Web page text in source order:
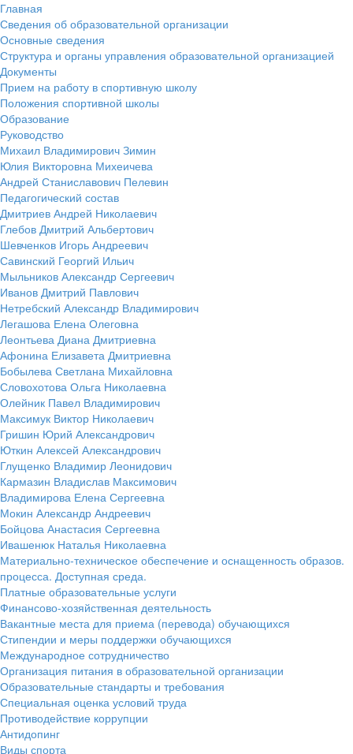
Главная
Сведения об образовательной организации
Основные сведения
Структура и органы управления образовательной организацией
Документы
Прием на работу в спортивную школу
Положения спортивной школы
Образование
Руководство
Михаил Владимирович Зимин
Юлия Викторовна Михеичева
Андрей Станиславович Пелевин
Педагогический состав
Дмитриев Андрей Николаевич
Глебов Дмитрий Альбертович
Шевченков Игорь Андреевич
Савинский Георгий Ильич
Мыльников Александр Сергеевич
Иванов Дмитрий Павлович
Нетребский Александр Владимирович
Легашова Елена Олеговна
Леонтьева Диана Дмитриевна
Афонина Елизавета Дмитриевна
Бобылева Светлана Михайловна
Словохотова Ольга Николаевна
Олейник Павел Владимирович
Максимук Виктор Николаевич
Гришин Юрий Александрович
Юткин Алексей Александрович
Глущенко Владимир Леонидович
Кармазин Владислав Максимович
Владимирова Елена Сергеевна
Мокин Александр Андреевич
Бойцова Анастасия Сергеевна
Ивашенюк Наталья Николаевна
Материально-техническое обеспечение и оснащенность образов.
процесса. Доступная среда.
Платные образовательные услуги
Финансово-хозяйственная деятельность
Вакантные места для приема (перевода) обучающихся
Стипендии и меры поддержки обучающихся
Международное сотрудничество
Организация питания в образовательной организации
Образовательные стандарты и требования
Специальная оценка условий труда
Противодействие коррупции
Антидопинг
Виды спорта